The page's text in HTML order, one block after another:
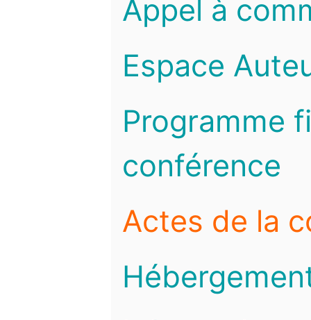
Appel à
Espace
Programme
conférence
Actes de la